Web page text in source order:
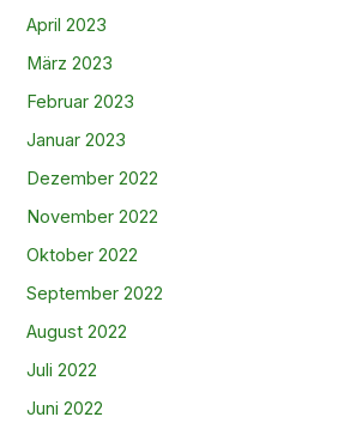
April 2023
März 2023
Februar 2023
Januar 2023
Dezember 2022
November 2022
Oktober 2022
September 2022
August 2022
Juli 2022
Juni 2022